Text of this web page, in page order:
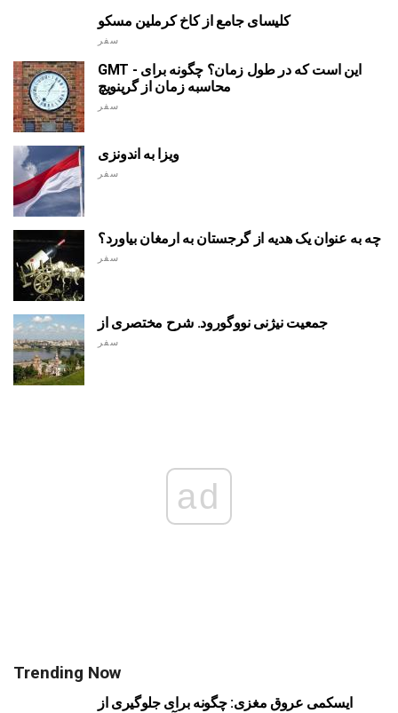
کلیسای جامع از کاخ کرملین مسکو
سفر
GMT - این است که در طول زمان؟ چگونه برای
محاسبه زمان از گرینویچ
سفر
ویزا به اندونزی
سفر
چه به عنوان یک هدیه از گرجستان به ارمغان بیاورد؟
سفر
جمعیت نیژنی نووگورود. شرح مختصری از
سفر
ad
Trending Now
ایسکمی عروق مغزی: چگونه برای جلوگیری از